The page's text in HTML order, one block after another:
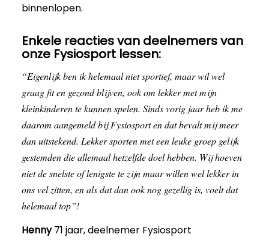
binnenlopen.
Enkele reacties van deelnemers van
onze Fysiosport lessen:
“Eigenlijk ben ik helemaal niet sportief, maar wil wel
graag fit en gezond blijven, ook om lekker met mijn
kleinkinderen te kunnen spelen. Sinds vorig jaar heb ik me
daarom aangemeld bij Fysiosport en dat bevalt mij meer
dan uitstekend. Lekker sporten met een leuke groep gelijk
gestemden die allemaal hetzelfde doel hebben. Wij hoeven
niet de snelste of lenigste te zijn maar willen wel lekker in
ons vel zitten, en als dat dan ook nog gezellig is, voelt dat
helemaal top”!
Henny71 jaar, deelnemer Fysiosport